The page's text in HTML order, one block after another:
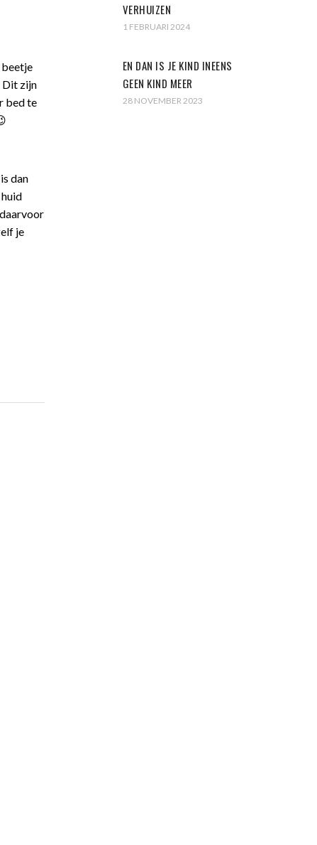
beetje
Dit zijn
bed te
dan
je
VERHUIZEN
1 FEBRUARI 2024
EN DAN IS JE KIND INEENS
GEEN KIND MEER
28 NOVEMBER 2023